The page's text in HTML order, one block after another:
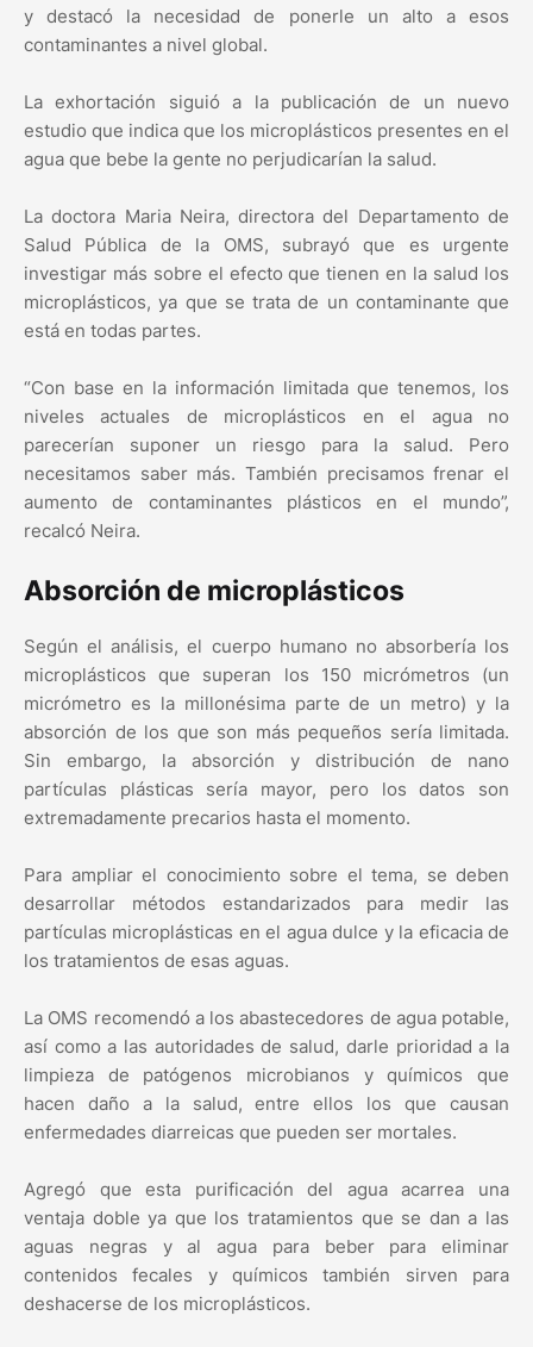
y destacó la necesidad de ponerle un alto a esos
contaminantes a nivel global.
La exhortación siguió a la publicación de un nuevo
estudio que indica que los microplásticos presentes en el
agua que bebe la gente no perjudicarían la salud.
La doctora Maria Neira, directora del Departamento de
Salud Pública de la OMS, subrayó que es urgente
investigar más sobre el efecto que tienen en la salud los
microplásticos, ya que se trata de un contaminante que
está en todas partes.
“Con base en la información limitada que tenemos, los
niveles actuales de microplásticos en el agua no
parecerían suponer un riesgo para la salud. Pero
necesitamos saber más. También precisamos frenar el
aumento de contaminantes plásticos en el mundo”,
recalcó Neira.
Absorción de microplásticos
Según el análisis, el cuerpo humano no absorbería los
microplásticos que superan los 150 micrómetros (un
micrómetro es la millonésima parte de un metro) y la
absorción de los que son más pequeños sería limitada.
Sin embargo, la absorción y distribución de nano
partículas plásticas sería mayor, pero los datos son
extremadamente precarios hasta el momento.
Para ampliar el conocimiento sobre el tema, se deben
desarrollar métodos estandarizados para medir las
partículas microplásticas en el agua dulce y la eficacia de
los tratamientos de esas aguas.
La OMS recomendó a los abastecedores de agua potable,
así como a las autoridades de salud, darle prioridad a la
limpieza de patógenos microbianos y químicos que
hacen daño a la salud, entre ellos los que causan
enfermedades diarreicas que pueden ser mortales.
Agregó que esta purificación del agua acarrea una
ventaja doble ya que los tratamientos que se dan a las
aguas negras y al agua para beber para eliminar
contenidos fecales y químicos también sirven para
deshacerse de los microplásticos.